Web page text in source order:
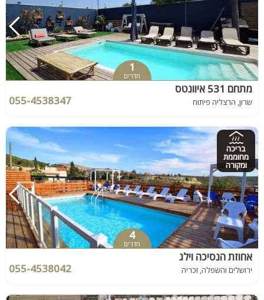
1
חדרים
מתחם 531 איוונטס
שרון, הרצליה פיתוח 055-4538347
בריכה
מחוממת
ומקורה
4
חדרים
אחוזת הנסיכה וילג
ירושלים והשפלה, זכריה 055-4538042